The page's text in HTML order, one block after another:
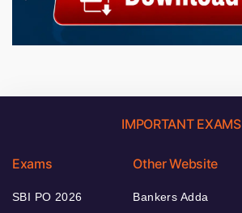
IMPORTANT EXAMS
Exams
SBI PO 2026
Other Website
Bankers Adda